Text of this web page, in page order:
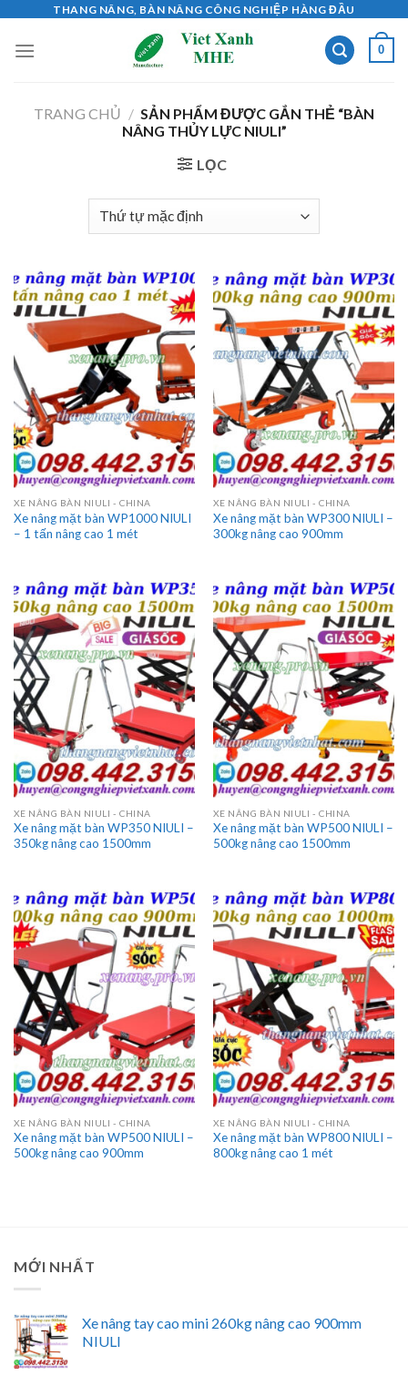
content
THANG NÂNG, BÀN NÂNG CÔNG NGHIỆP HÀNG ĐẦU
0
TRANG CHỦ / SẢN PHẨM ĐƯỢC GẮN THẺ “BÀN
NÂNG THỦY LỰC NIULI”
LỌC
XE NÂNG BÀN NIULI - CHINA
Xe nâng mặt bàn WP1000 NIULI
– 1 tấn nâng cao 1 mét
XE NÂNG BÀN NIULI - CHINA
Xe nâng mặt bàn WP300 NIULI –
300kg nâng cao 900mm
XE NÂNG BÀN NIULI - CHINA
Xe nâng mặt bàn WP350 NIULI –
350kg nâng cao 1500mm
XE NÂNG BÀN NIULI - CHINA
Xe nâng mặt bàn WP500 NIULI –
500kg nâng cao 1500mm
XE NÂNG BÀN NIULI - CHINA
Xe nâng mặt bàn WP500 NIULI –
500kg nâng cao 900mm
XE NÂNG BÀN NIULI - CHINA
Xe nâng mặt bàn WP800 NIULI –
800kg nâng cao 1 mét
MỚI NHẤT
Xe nâng tay cao mini 260kg nâng cao 900mm
NIULI